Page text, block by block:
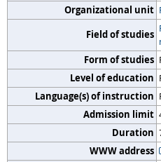
Organizational unit
Field of studies
Form of studies
Level of education
Language(s) of instruction
Admission limit
Duration
WWW address